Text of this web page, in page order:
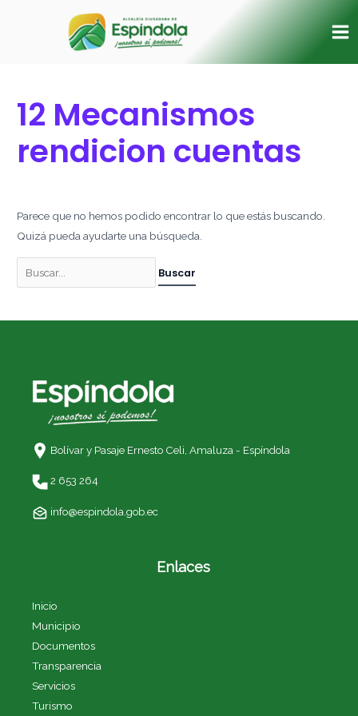
12 Mecanismos
rendicion cuentas
Parece que no hemos podido encontrar lo que estás buscando.
Quizá pueda ayudarte una búsqueda.
Bolívar y Pasaje Ernesto Celi, Amaluza - Espíndola
2 653 264
info@espindola.gob.ec
Enlaces
Inicio
Municipio
Documentos
Transparencia
Servicios
Turismo